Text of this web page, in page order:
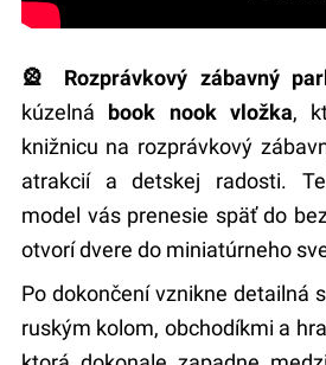
🎡 Rozprávkový zábavný
kúzelná book nook vložka,
knižnicu na rozprávkový
atrakcií a detskej radosti.
model vás prenesie späť do
otvorí dvere do miniatúrneho
Po dokončení vznikne detailná
ruským kolom, obchodíkmi a